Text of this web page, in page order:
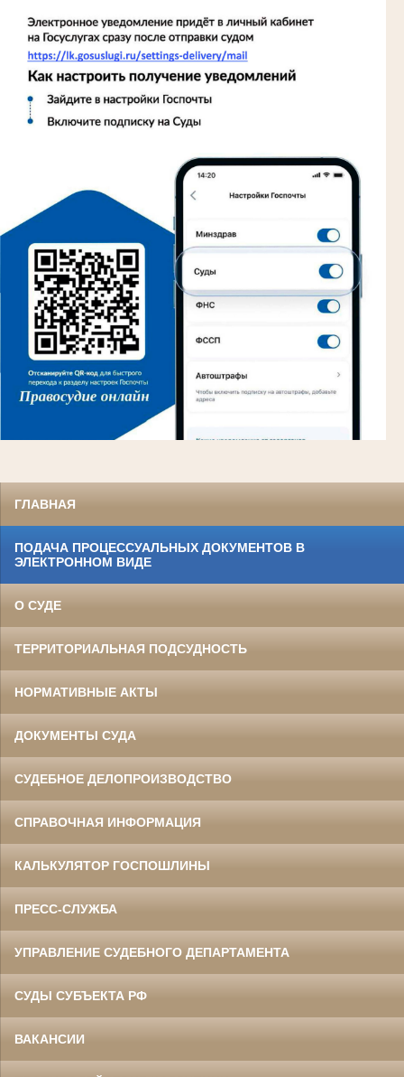
ГЛАВНАЯ
ПОДАЧА ПРОЦЕССУАЛЬНЫХ ДОКУМЕНТОВ В
ЭЛЕКТРОННОМ ВИДЕ
О СУДЕ
ТЕРРИТОРИАЛЬНАЯ ПОДСУДНОСТЬ
НОРМАТИВНЫЕ АКТЫ
ДОКУМЕНТЫ СУДА
СУДЕБНОЕ ДЕЛОПРОИЗВОДСТВО
СПРАВОЧНАЯ ИНФОРМАЦИЯ
КАЛЬКУЛЯТОР ГОСПОШЛИНЫ
ПРЕСС-СЛУЖБА
УПРАВЛЕНИЕ СУДЕБНОГО ДЕПАРТАМЕНТА
СУДЫ СУБЪЕКТА РФ
ВАКАНСИИ